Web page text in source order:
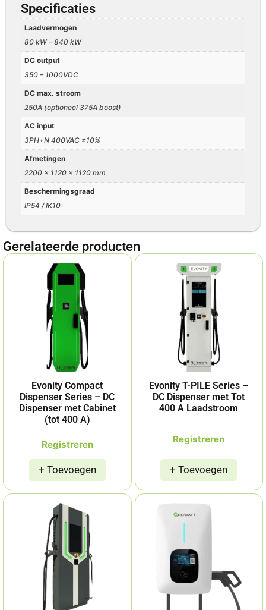
Specificaties
Laadvermogen
80 kW – 840 kW
DC output
350 – 1000VDC
DC max. stroom
250A (optioneel 375A boost)
AC input
3PH+N 400VAC ±10%
Afmetingen
2200 x 1120 x 1120 mm
Beschermingsgraad
IP54 / IK10
Gerelateerde producten
Evonity Compact
Dispenser Series – DC
Dispenser met Cabinet
(tot 400 A)
Registreren
Evonity T-PILE Series –
DC Dispenser met Tot
400 A Laadstroom
Registreren